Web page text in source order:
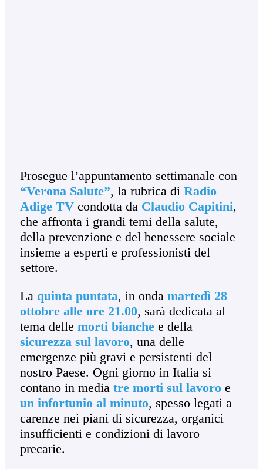
Prosegue l’appuntamento settimanale con
“Verona Salute”, la rubrica di Radio
Adige TVcondotta da Claudio Capitini,
che affronta i grandi temi della salute,
della prevenzione e del benessere sociale
insieme a esperti e professionisti del
settore.
La quinta puntata, in onda martedì 28
ottobre alle ore 21.00, sarà dedicata al
tema delle morti bianchee della
sicurezza sul lavoro, una delle
emergenze più gravi e persistenti del
nostro Paese. Ogni giorno in Italia si
contano in media tre morti sul lavoroe
un infortunio al minuto, spesso legati a
carenze nei piani di sicurezza, organici
insufficienti e condizioni di lavoro
precarie.